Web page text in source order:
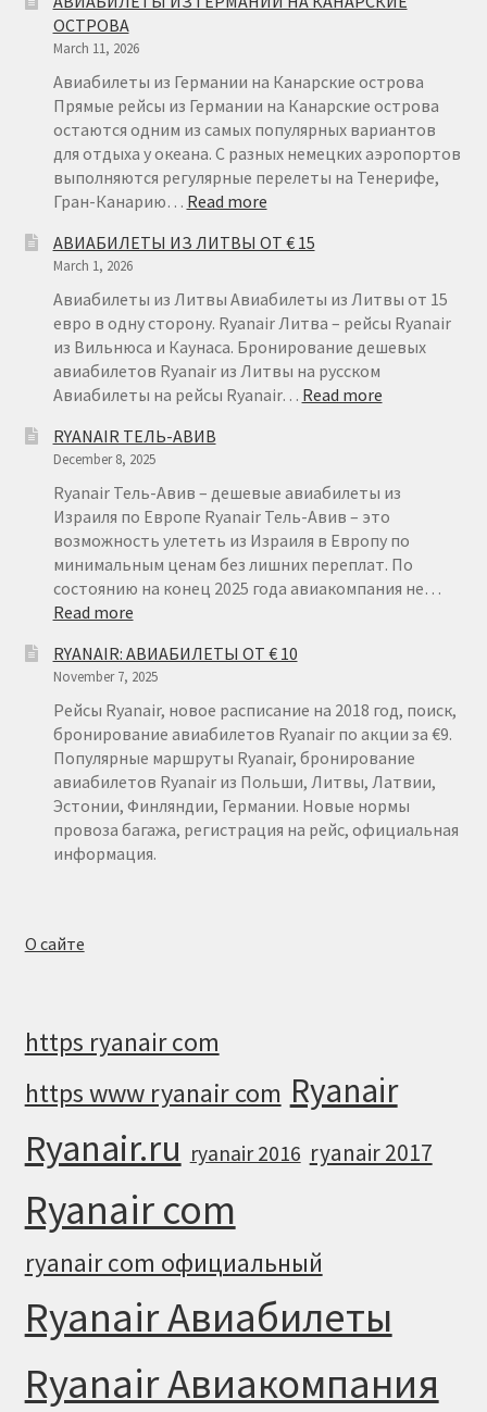
€22
ОСТРОВА
March 11, 2026
Авиабилеты из Германии на Канарские острова
Прямые рейсы из Германии на Канарские острова
остаются одним из самых популярных вариантов
для отдыха у океана. С разных немецких аэропортов
выполняются регулярные перелеты на Тенерифе,
Гран-Канарию… Read more:
ИЗ
НА
КАНАРСКИЕ
ОСТРОВА
АВИАБИЛЕТЫ ИЗ ЛИТВЫ ОТ € 15
March 1, 2026
Авиабилеты из Литвы Авиабилеты из Литвы от 15
евро в одну сторону. Ryanair Литва – рейсы Ryanair
из Вильнюса и Каунаса. Бронирование дешевых
авиабилетов Ryanair из Литвы на русском
Авиабилеты на рейсы Ryanair… Read more:
ОТ
€
15
RYANAIR ТЕЛЬ-АВИВ
December 8, 2025
Ryanair Тель-Авив – дешевые авиабилеты из
Израиля по Европе Ryanair Тель-Авив – это
возможность улететь из Израиля в Европу по
минимальным ценам без лишних переплат. По
состоянию на конец 2025 года авиакомпания не…
Read more:
ТЕЛЬ-
АВИВ
RYANAIR: АВИАБИЛЕТЫ ОТ € 10
November 7, 2025
Рейсы Ryanair, новое расписание на 2018 год, поиск,
бронирование авиабилетов Ryanair по акции за €9.
Популярные маршруты Ryanair, бронирование
авиабилетов Ryanair из Польши, Литвы, Латвии,
Эстонии, Финляндии, Германии. Новые нормы
провоза багажа, регистрация на рейс, официальная
информация.
О сайте
https ryanair com
https www ryanair com Ryanair
Ryanair.ru ryanair 2016 ryanair 2017
Ryanair com
ryanair com официальный
Ryanair Авиабилеты
Ryanair Авиакомпания